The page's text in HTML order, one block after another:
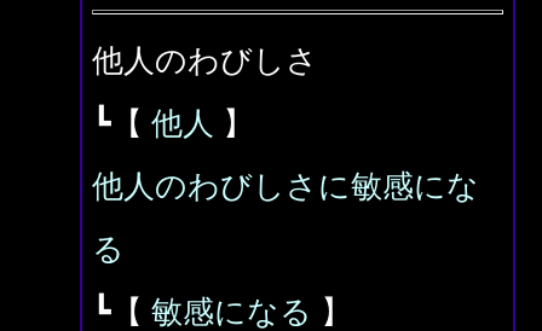
他人のわびしさ
┗【 他人 】
他人のわびしさに敏感にな
る
┗【 敏感になる 】